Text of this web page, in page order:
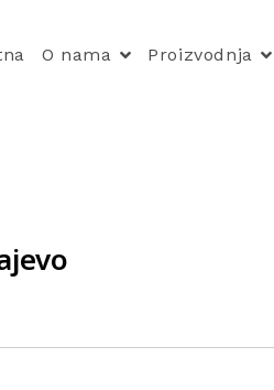
O nama Proizvodnja